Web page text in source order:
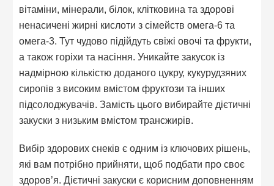
вітаміни, мінерали, білок, клітковина та здорові
ненасичені жирні кислоти з сімейств омега-6 та
омега-3. Тут чудово підійдуть свіжі овочі та фрукти,
а також горіхи та насіння. Уникайте закусок із
надмірною кількістю доданого цукру, кукурудзяних
сиропів з високим вмістом фруктози та інших
підсолоджувачів. Замість цього вибирайте дієтичні
закуски з низьким вмістом трансжирів.
Вибір здорових снеків є одним із ключових рішень,
які вам потрібно прийняти, щоб подбати про своє
здоров’я. Дієтичні закуски є корисним доповненням